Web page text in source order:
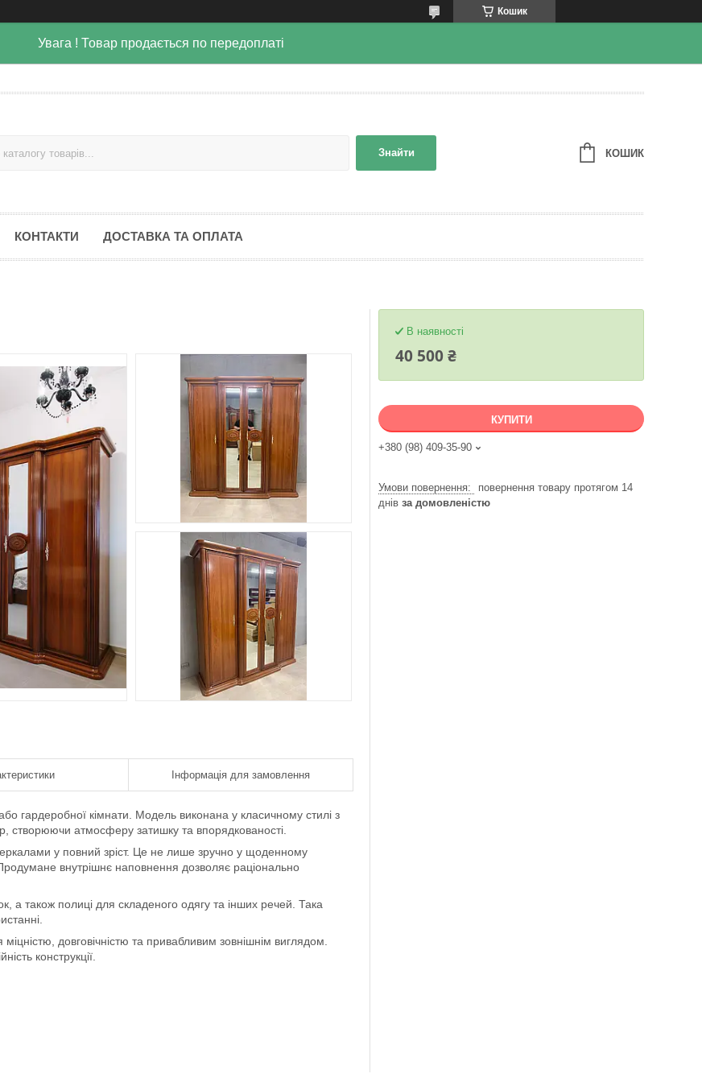
Кошик
Увага ! Товар продається по передоплаті
Знайти КОШИК
КОНТАКТИ ДОСТАВКА ТА ОПЛАТА
Інформація для замовлення
гардеробної кімнати. Модель виконана у класичному стилі з
створюючи атмосферу затишку та впорядкованості.
у повний зріст. Це не лише зручно у щоденному
внутрішнє наповнення дозволяє раціонально
а також полиці для складеного одягу та інших речей. Така
довговічністю та привабливим зовнішнім виглядом.
конструкції.
В наявності
40 500 ₴
КУПИТИ
+380 (98) 409-35-90
повернення товару протягом 14
днів за домовленістю